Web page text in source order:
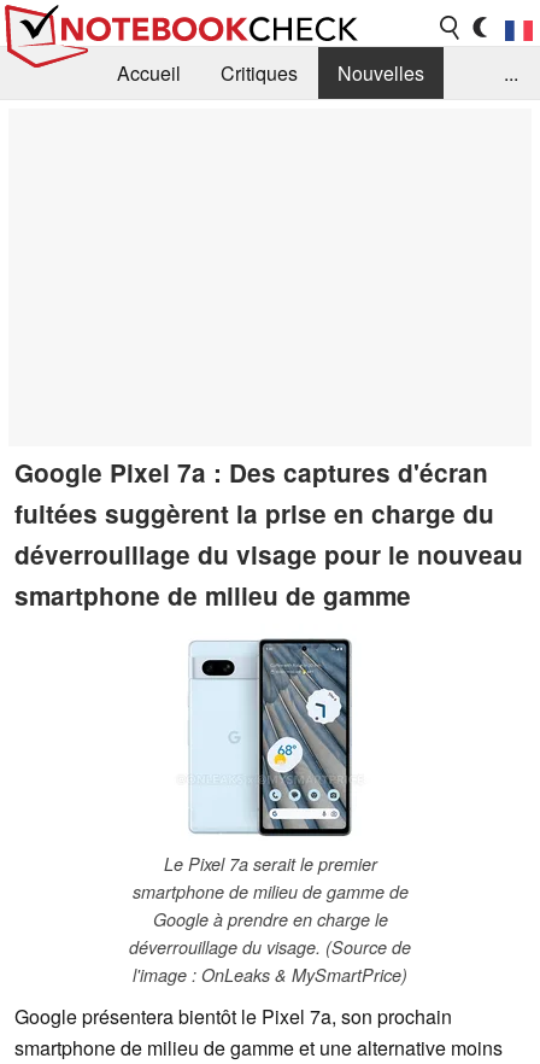
Accueil Critiques
Nouvelles
...
Google Pixel 7a : Des captures d'écran
fuitées suggèrent la prise en charge du
déverrouillage du visage pour le nouveau
smartphone de milieu de gamme
Le Pixel 7a serait le premier
smartphone de milieu de gamme de
Google à prendre en charge le
déverrouillage du visage. (Source de
l'image : OnLeaks & MySmartPrice)
Google présentera bientôt le Pixel 7a, son prochain
smartphone de milieu de gamme et une alternative moins